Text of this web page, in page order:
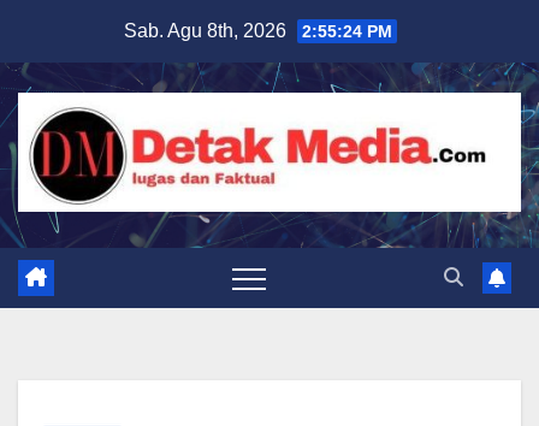
content
Sab. Agu 8th, 2026 2:55:26 PM